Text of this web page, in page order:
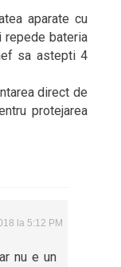
aparate cu
repede bateria
sa astepti 4
direct de
protejarea
la 5:12 PM
nu e un